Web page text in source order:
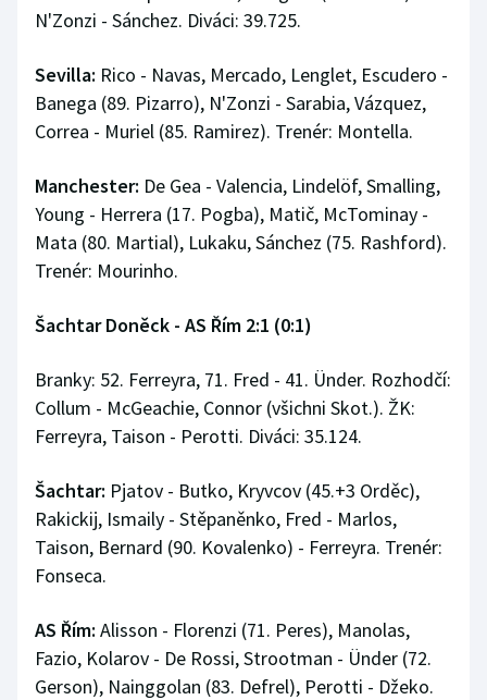
N'Zonzi - Sánchez. Diváci: 39.725.
Sevilla: Rico - Navas, Mercado, Lenglet, Escudero -
Banega (89. Pizarro), N'Zonzi - Sarabia, Vázquez,
Correa - Muriel (85. Ramirez). Trenér: Montella.
Manchester: De Gea - Valencia, Lindelöf, Smalling,
Young - Herrera (17. Pogba), Matič, McTominay -
Mata (80. Martial), Lukaku, Sánchez (75. Rashford).
Trenér: Mourinho.
Šachtar Doněck - AS Řím 2:1 (0:1)
Branky: 52. Ferreyra, 71. Fred - 41. Ünder. Rozhodčí:
Collum - McGeachie, Connor (všichni Skot.). ŽK:
Ferreyra, Taison - Perotti. Diváci: 35.124.
Šachtar: Pjatov - Butko, Kryvcov (45.+3 Orděc),
Rakickij, Ismaily - Stěpaněnko, Fred - Marlos,
Taison, Bernard (90. Kovalenko) - Ferreyra. Trenér:
Fonseca.
AS Řím: Alisson - Florenzi (71. Peres), Manolas,
Fazio, Kolarov - De Rossi, Strootman - Ünder (72.
Gerson), Nainggolan (83. Defrel), Perotti - Džeko.